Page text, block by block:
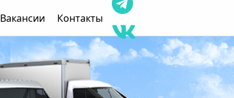
Вакансии Контакты